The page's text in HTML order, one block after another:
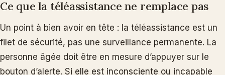
Ce que la téléassistance ne remplace pas
Un point à bien avoir en tête : la téléassistance est un
filet de sécurité, pas une surveillance permanente. La
personne âgée doit être en mesure d’appuyer sur le
bouton d’alerte. Si elle est inconsciente ou incapable